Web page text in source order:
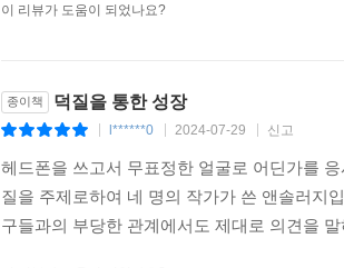
이 리뷰가 도움이 되었나요?
종이책 덕질을 통한 성장
l******0 2024-07-29 신고
헤드폰을 쓰고서 무표정한 얼굴로 어딘가를
질을 주제로하여 네 명의 작가가 쓴 앤솔러지
구들과의 부당한 관계에서도 제대로 의견을